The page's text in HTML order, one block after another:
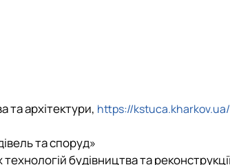
та архітектури, https://kstuca.kharkov.ua/
та споруд»
будівництва та